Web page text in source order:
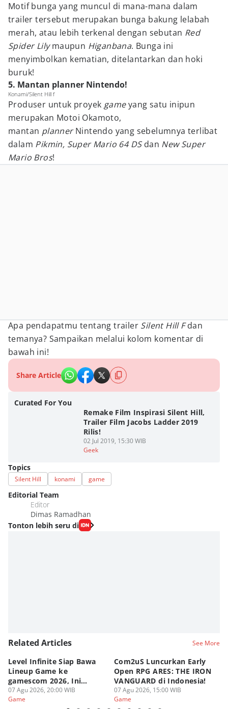
Motif bunga yang muncul di mana-mana dalam
trailer tersebut merupakan bunga bakung lelabah
merah, atau lebih terkenal dengan sebutan Red
Spider Lilymaupun Higanbana. Bunga ini
menyimbolkan kematian, ditelantarkan dan hoki
buruk!
5. Mantan planner Nintendo!
Konami/Silent Hill f
Produser untuk proyek gameyang satu inipun
merupakan Motoi Okamoto,
mantan plannerNintendo yang sebelumnya terlibat
dalam Pikmin, Super Mario 64 DSdan New Super
Mario Bros!
Apa pendapatmu tentang trailer Silent Hill Fdan
temanya? Sampaikan melalui kolom komentar di
bawah ini!
Share Article
Curated For You
Remake Film Inspirasi Silent Hill,
Trailer Film Jacobs Ladder 2019
Rilis!
02 Jul 2019, 15:30 WIB
Geek
Topics
Silent Hill konami game
Editorial Team
Editor
Dimas Ramadhan
Tonton lebih seru di
Related Articles See More
Level Infinite Siap Bawa
Lineup Game ke
gamescom 2026, Ini
Judulnya!
07 Agu 2026, 20:00 WIB
Game
Com2uS Luncurkan Early
Open RPG ARES: THE IRON
VANGUARD di Indonesia!
07 Agu 2026, 15:00 WIB
Game